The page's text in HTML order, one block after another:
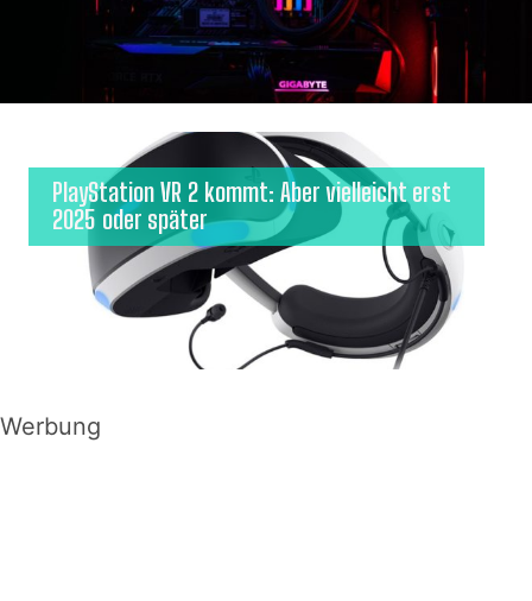
PlayStation VR 2 kommt: Aber vielleicht erst
2025 oder später
Werbung